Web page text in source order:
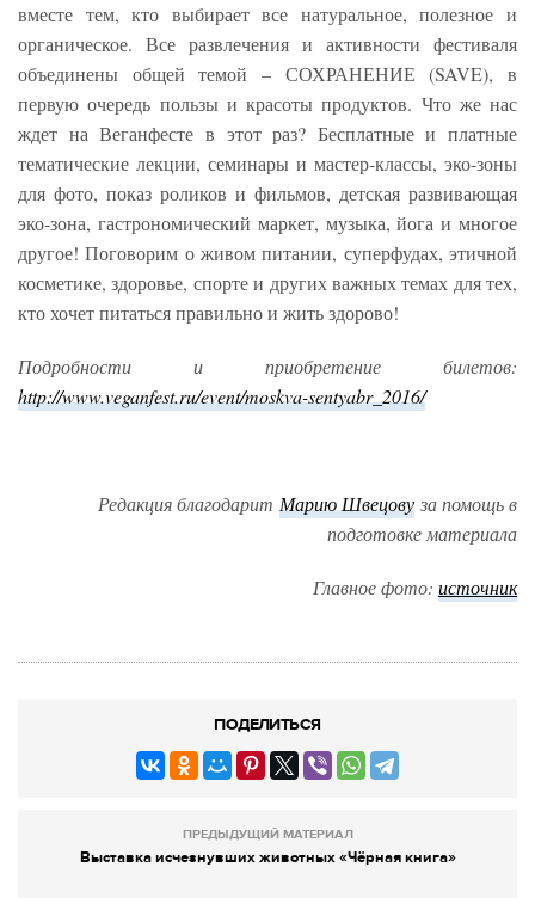
вместе тем, кто выбирает все натуральное, полезное и
органическое. Все развлечения и активности фестиваля
объединены общей темой – СОХРАНЕНИЕ (SAVE), в
первую очередь пользы и красоты продуктов. Что же нас
ждет на Веганфесте в этот раз? Бесплатные и платные
тематические лекции, семинары и мастер-классы, эко-зоны
для фото, показ роликов и фильмов, детская развивающая
эко-зона, гастрономический маркет, музыка, йога и многое
другое! Поговорим о живом питании, суперфудах, этичной
косметике, здоровье, спорте и других важных темах для тех,
кто хочет питаться правильно и жить здорово!
Подробности и приобретение билетов:
http://www.veganfest.ru/event/moskva-sentyabr_2016/
Редакция благодарит Марию Швецову за помощь в
подготовке материала
Главное фото: источник
ПОДЕЛИТЬСЯ
ПРЕДЫДУЩИЙ МАТЕРИАЛ
Выставка исчезнувших животных «Чёрная книга»